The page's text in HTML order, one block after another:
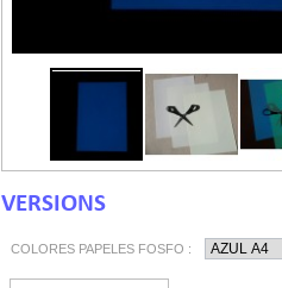
VERSIONS
COLORES PAPELES FOSFO :